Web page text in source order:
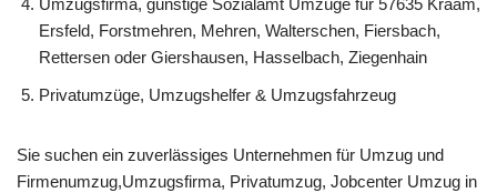
Umzugsfirma, günstige Sozialamt Umzüge für 57635 Kraam,
Ersfeld, Forstmehren, Mehren, Walterschen, Fiersbach,
Rettersen oder Giershausen, Hasselbach, Ziegenhain
Privatumzüge, Umzugshelfer & Umzugsfahrzeug
Sie suchen ein zuverlässiges Unternehmen für Umzug und
Firmenumzug,Umzugsfirma, Privatumzug, Jobcenter Umzug in